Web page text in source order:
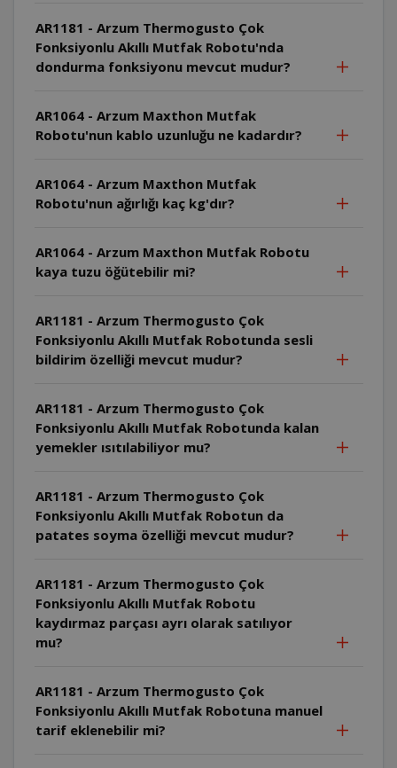
AR1181 - Arzum Thermogusto Çok
Fonksiyonlu Akıllı Mutfak Robotu'nda
dondurma fonksiyonu mevcut mudur?
AR1064 - Arzum Maxthon Mutfak
Robotu'nun kablo uzunluğu ne kadardır?
AR1064 - Arzum Maxthon Mutfak
Robotu'nun ağırlığı kaç kg'dır?
AR1064 - Arzum Maxthon Mutfak Robotu
kaya tuzu öğütebilir mi?
AR1181 - Arzum Thermogusto Çok
Fonksiyonlu Akıllı Mutfak Robotunda sesli
bildirim özelliği mevcut mudur?
AR1181 - Arzum Thermogusto Çok
Fonksiyonlu Akıllı Mutfak Robotunda kalan
yemekler ısıtılabiliyor mu?
AR1181 - Arzum Thermogusto Çok
Fonksiyonlu Akıllı Mutfak Robotun da
patates soyma özelliği mevcut mudur?
AR1181 - Arzum Thermogusto Çok
Fonksiyonlu Akıllı Mutfak Robotu
kaydırmaz parçası ayrı olarak satılıyor
mu?
AR1181 - Arzum Thermogusto Çok
Fonksiyonlu Akıllı Mutfak Robotuna manuel
tarif eklenebilir mi?